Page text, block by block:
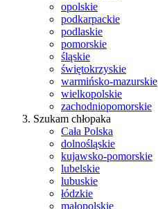
opolskie
podkarpackie
podlaskie
pomorskie
śląskie
świętokrzyskie
warmińsko-mazurskie
wielkopolskie
zachodniopomorskie
Szukam chłopaka
Cała Polska
dolnośląskie
kujawsko-pomorskie
lubelskie
lubuskie
łódzkie
małopolskie